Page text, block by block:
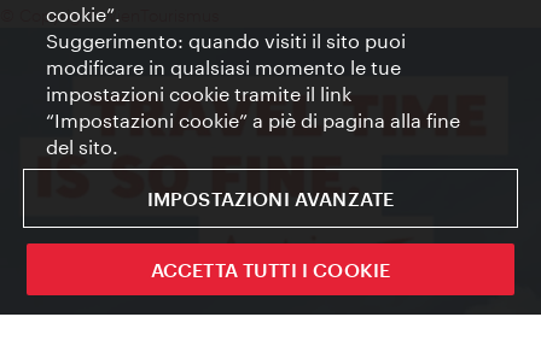
© Copyright WienTourismus
cookie”.
Suggerimento: quando visiti il sito puoi
modificare in qualsiasi momento le tue
impostazioni cookie tramite il link
“Impostazioni cookie” a piè di pagina alla fine
del sito.
IMPOSTAZIONI AVANZATE
ACCETTA TUTTI I COOKIE